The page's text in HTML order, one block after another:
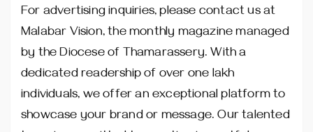
For advertising inquiries, please contact us at
Malabar Vision, the monthly magazine managed
by the Diocese of Thamarassery. With a
dedicated readership of over one lakh
individuals, we offer an exceptional platform to
showcase your brand or message. Our talented